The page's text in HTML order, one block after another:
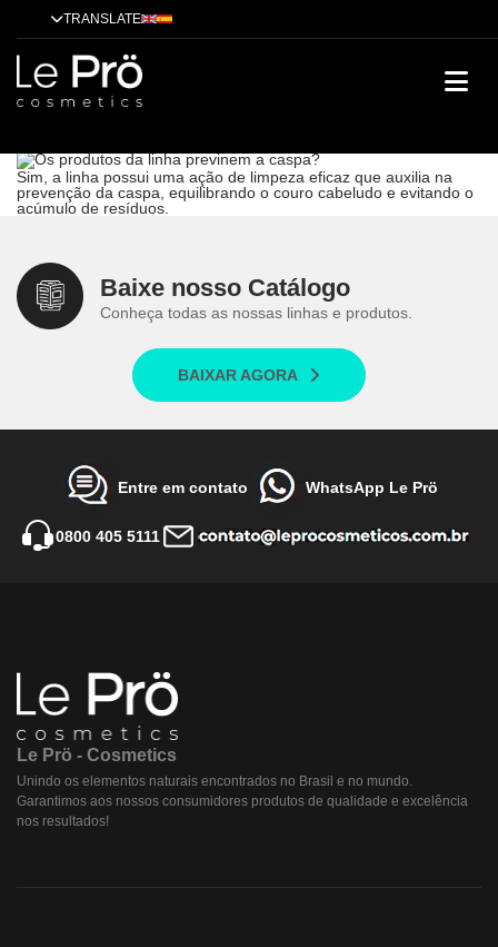
TRANSLATE
Os produtos da linha previnem a caspa?
Tratamentos Técnicas
Sim, a linha possui uma ação de limpeza eficaz que auxilia na
prevenção da caspa, equilibrando o couro cabeludo e evitando o
acúmulo de resíduos.
Baixe nosso Catálogo
Conheça todas as nossas linhas e produtos.
BAIXAR AGORA
Entre em contato WhatsApp Le Prö
0800 405 5111
Le Prö - Cosmetics
Unindo os elementos naturais encontrados no Brasil e no mundo.
Garantimos aos nossos consumidores produtos de qualidade e excelência
nos resultados!